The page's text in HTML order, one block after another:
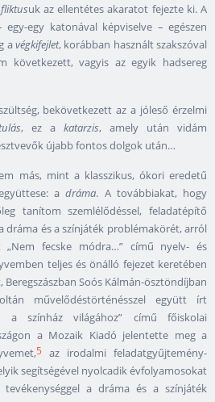
uk az ellentétes akaratot fejezte ki. A
egy katonával képviselve – egészen
avégkifejlet, korábban használt szakszóval
következett, vagyis az egyik hadsereg
bekövetkezett az a jóleső érzelmi
, ez a katarzis, amely után vidám
újabb fontos dolgok után…
más, mint a klasszikus, ókori eredetű
adráma. A továbbiakat, hogy
tanítom szemlélődéssel, feladatépítő
dráma és a színjáték problémakörét, arról
„Nem fecske módra…” című nyelv- és
teljes és önálló fejezet keretében
Beregszászban Soós Kálmán-ösztöndíjban
művelődéstörténésszel együtt írt
a színház világához” című főiskolai
a Mozaik Kiadó jelentette meg a
5 az irodalmi feladatgyűjtemény-
segítségével nyolcadik évfolyamosokat
a dráma és a színjáték